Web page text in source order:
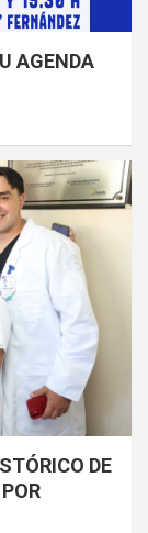
AGENDA
DE